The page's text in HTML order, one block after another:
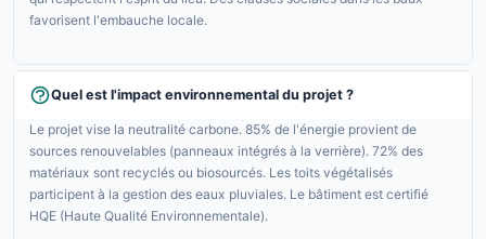
favorisent l'embauche locale.
Quel est l'impact environnemental du projet ?
Le projet vise la neutralité carbone. 85% de l'énergie provient de
sources renouvelables (panneaux intégrés à la verrière). 72% des
matériaux sont recyclés ou biosourcés. Les toits végétalisés
participent à la gestion des eaux pluviales. Le bâtiment est certifié
HQE (Haute Qualité Environnementale).